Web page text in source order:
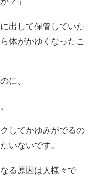
出して保管していた
体がかゆくなったこ
に、
してかゆみがでるの
いないです。
る原因は人様々で